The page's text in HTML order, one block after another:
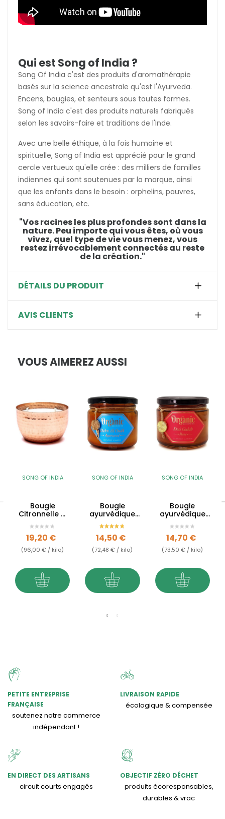
Qui est Song of India ?
Song Of India c'est des produits d'aromathérapie
basés sur la science ancestrale qu'est l'Ayurveda.
Encens, bougies, et senteurs sous toutes formes.
Song of India c'est des produits naturels fabriqués
selon les savoirs-faire et traditions de l'Inde.
Avec une belle éthique, à la fois humaine et
spirituelle, Song of India est apprécié pour le grand
cercle vertueux qu'elle crée : des milliers de familles
indiennes qui sont soutenues par la marque, ainsi
que les enfants dans le besoin : orphelins, pauvres,
sans éducation, etc.
"Vos racines les plus profondes sont dans la
nature. Peu importe qui vous êtes, où vous
vivez, quel type de vie vous menez, vous
restez irrévocablement connectés au reste
de la création."
DÉTAILS DU PRODUIT
AVIS CLIENTS
VOUS AIMEREZ AUSSI
SONG OF INDIA
Bougie
Citronnelle &
Tridosha
Prix
19,20 €
(96,00 € / kilo)
SONG OF INDIA
Bougie
ayurvédique
Oudh -
végane
Prix
14,50 €
(72,48 € / kilo)
SONG OF INDIA
Bougie
ayurvédique
Rose - végane
Prix
14,70 €
(73,50 € / kilo)
PETITE ENTREPRISE
FRANÇAISE
soutenez notre commerce
indépendant !
LIVRAISON RAPIDE
écologique & compensée
EN DIRECT DES ARTISANS
circuit courts engagés
OBJECTIF ZÉRO DÉCHET
produits écoresponsables,
durables & vrac